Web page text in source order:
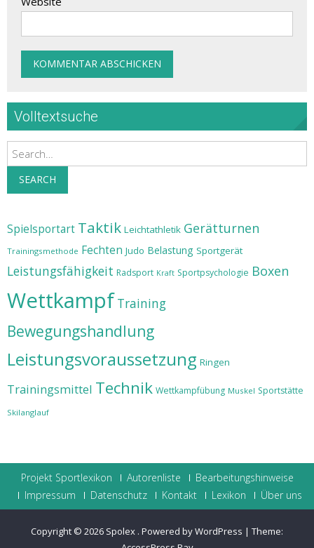
Volltextsuche
Search
SEARCH
Spielsportart Taktik Leichtathletik Gerätturnen
Trainingsmethode Fechten Judo Belastung Sportgerät
Leistungsfähigkeit Radsport Kraft Sportpsychologie Boxen
Wettkampf Training
Bewegungshandlung
Leistungsvoraussetzung Ringen
Trainingsmittel Technik Wettkampfübung Muskel Sportstätte
Skilanglauf
Projekt Sportlexikon Autorenliste
Bearbeitungshinweise
Impressum
Datenschutz Kontakt Lexikon Über uns
Copyright © 2026 Spolex . Powered by WordPress | Theme: